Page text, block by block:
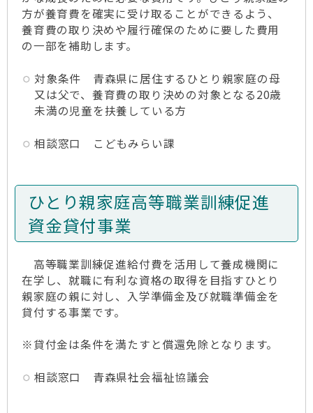
方が養育費を確実に受け取ることができるよう、
養育費の取り決めや履行確保のために要した費用
の一部を補助します。
対象条件 青森県に居住するひとり親家庭の母
又は父で、養育費の取り決めの対象となる20歳
未満の児童を扶養している方
相談窓口 こどもみらい課
ひとり親家庭高等職業訓練促進
資金貸付事業
高等職業訓練促進給付費を活用して養成機関に
在学し、就職に有利な資格の取得を目指すひとり
親家庭の親に対し、入学準備金及び就職準備金を
貸付する事業です。
※貸付金は条件を満たすと償還免除となります。
相談窓口 青森県社会福祉協議会